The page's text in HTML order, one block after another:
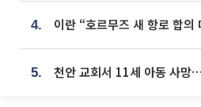
4.
5.